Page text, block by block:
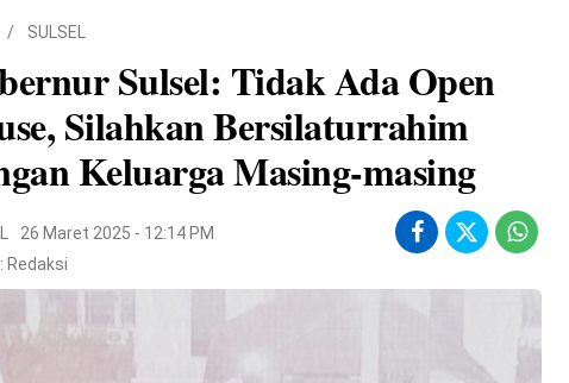
/ SULSEL
Sulsel: Tidak Ada Open
Silahkan Bersilaturrahim
Keluarga Masing-masing
26 Maret 2025 - 12:14 PM
Redaksi